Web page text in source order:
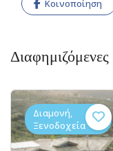
Κοινοποίηση
Διαφημιζόμενες
(1381)
Διαμονή,
Ξενοδοχεία